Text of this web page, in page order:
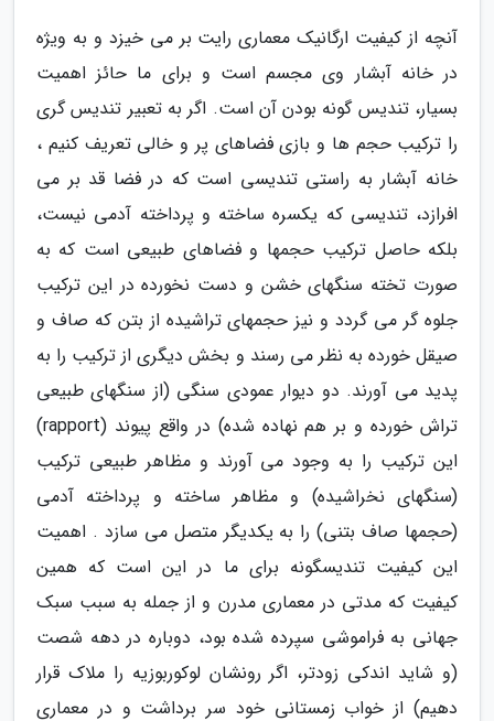
آنچه از کیفیت ارگانیک معماری رایت بر می خیزد و به ویژه
در خانه آبشار وی مجسم است و برای ما حائز اهمیت
بسیار، تندیس گونه بودن آن است. اگر به تعبیر تندیس گری
را ترکیب حجم ها و بازی فضاهای پر و خالی تعریف کنیم ،
خانه آبشار به راستی تندیسی است که در فضا قد بر می
افرازد، تندیسی که یکسره ساخته و پرداخته آدمی نیست،
بلکه حاصل ترکیب حجمها و فضاهای طبیعی است که به
صورت تخته سنگهای خشن و دست نخورده در این ترکیب
جلوه گر می گردد و نیز حجمهای تراشیده از بتن که صاف و
صیقل خورده به نظر می رسند و بخش دیگری از ترکیب را به
پدید می آورند. دو دیوار عمودی سنگی (از سنگهای طبیعی
تراش خورده و بر هم نهاده شده) در واقع پیوند (rapport)
این ترکیب را به وجود می آورند و مظاهر طبیعی ترکیب
(سنگهای نخراشیده) و مظاهر ساخته و پرداخته آدمی
(حجمها صاف بتنی) را به یکدیگر متصل می سازد . اهمیت
این کیفیت تندیسگونه برای ما در این است که همین
کیفیت که مدتی در معماری مدرن و از جمله به سبب سبک
جهانی به فراموشی سپرده شده بود، دوباره در دهه شصت
(و شاید اندکی زودتر، اگر رونشان لوکوربوزیه را ملاک قرار
دهیم) از خواب زمستانی خود سر برداشت و در معماری